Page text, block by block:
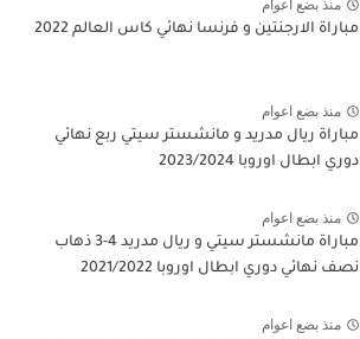
منذ بضع اعوام
مباراة الارجنتين و فرنسا نهائي كاس العالم 2022
منذ بضع اعوام
مباراة ريال مدريد و مانشستر سيتي ربع نهائي
دوري ابطال اوروبا 2023/2024
منذ بضع اعوام
مباراة مانشستر سيتي و ريال مدريد 4-3 ذهاب
نصف نهائي دوري ابطال اوروبا 2021/2022
منذ بضع اعوام